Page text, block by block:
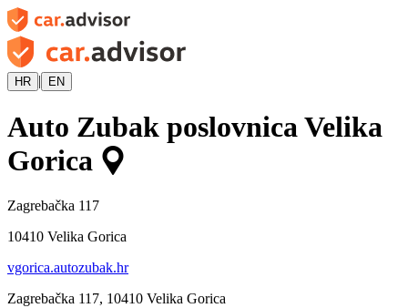
HR | EN
Auto Zubak poslovnica Velika
Gorica
Zagrebačka 117
10410 Velika Gorica
vgorica.autozubak.hr
Zagrebačka 117, 10410 Velika Gorica